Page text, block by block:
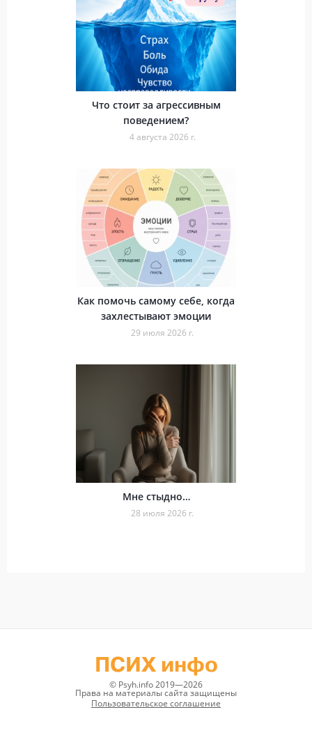
Что стоит за агрессивным
поведением?
4 августа 2026 г.
Как помочь самому себе, когда
захлестывают эмоции
29 июля 2026 г.
Мне стыдно…
28 июля 2026 г.
ПСИХ инфо
© Psyh.info 2019—2026
Права на материалы сайта защищены
Пользовательское соглашение